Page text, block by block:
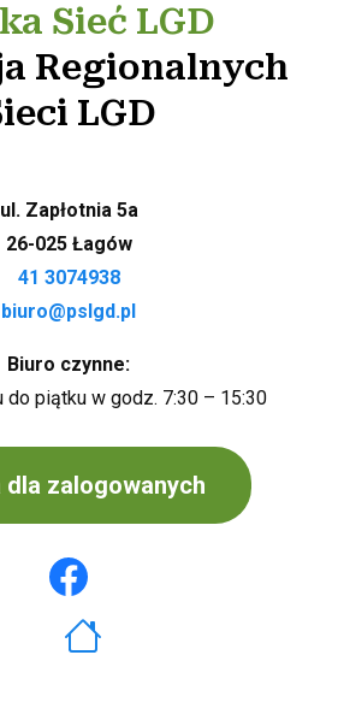
Sieć LGD
Regionalnych
LGD
ul. Zapłotnia 5a
26-025 Łagów
41 3074938
biuro@pslgd.pl
Biuro czynne:
do piątku w godz. 7:30 – 15:30
zalogowanych